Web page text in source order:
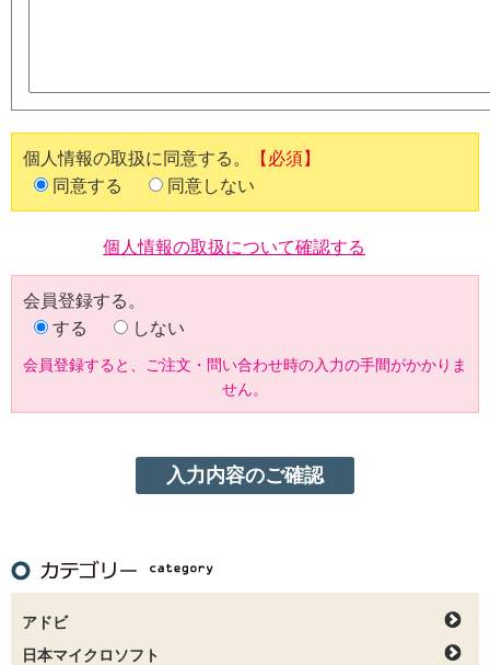
個人情報の取扱に同意する。
【必須】
同意する
同意しない
個人情報の取扱について確認する
会員登録する。
する
しない
会員登録すると、ご注文・問い合わせ時の入力の手間がかかりま
せん。
アドビ
日本マイクロソフト